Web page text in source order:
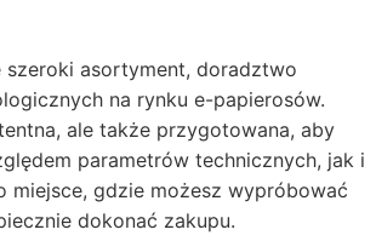
szeroki asortyment, doradztwo
na rynku e-papierosów.
ale także przygotowana, aby
parametrów technicznych, jak i
miejsce, gdzie możesz wypróbować
dokonać zakupu.